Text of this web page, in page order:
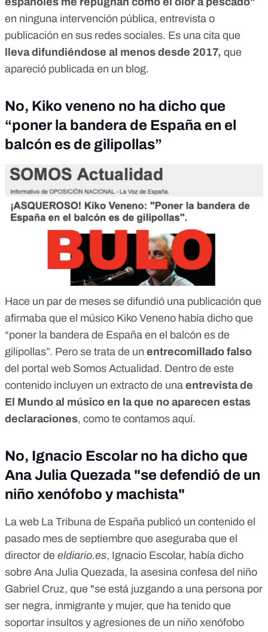
en ninguna intervención pública, entrevista o
publicación en sus redes sociales. Es una cita que
lleva difundiéndose al menos desde 2017, que
apareció publicada en un blog.
No, Kiko veneno no ha dicho que
“poner la bandera de España en el
balcón es de gilipollas”
Hace un par de meses se difundió una publicación que
afirmaba que el músico Kiko Veneno había dicho que
“poner la bandera de España en el balcón es de
gilipollas”. Pero se trata de un entrecomillado falso
del portal web Somos Actualidad. Dentro de este
contenido incluyen un extracto de una entrevista de
El Mundo al músico en la que no aparecen estas
declaraciones, como te contamos aquí.
No, Ignacio Escolar no ha dicho que
Ana Julia Quezada "se defendió de un
niño xenófobo y machista"
La web La Tribuna de España publicó un contenido el
pasado mes de septiembre que aseguraba que el
director de eldiario.es, Ignacio Escolar, había dicho
sobre Ana Julia Quezada, la asesina confesa del niño
Gabriel Cruz, que "se está juzgando a una persona por
ser negra, inmigrante y mujer, que ha tenido que
soportar insultos y agresiones de un niño xenófobo